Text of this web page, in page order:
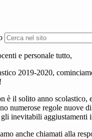
e personale tutto,
2019-2020,
è il solito anno scolastico,
numerose regole nuove
inevitabili aggiustamenti
anche chiamati alla